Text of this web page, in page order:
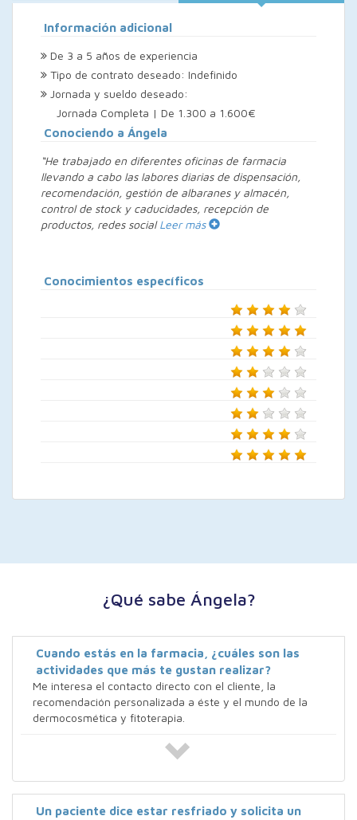
Información adicional
De 3 a 5 años de experiencia
Tipo de contrato deseado: Indefinido
Jornada y sueldo deseado:
Jornada Completa | De 1.300 a 1.600€
Conociendo a Ángela
“He trabajado en diferentes oficinas de farmacia
llevando a cabo las labores diarias de dispensación,
recomendación, gestión de albaranes y almacén,
control de stock y caducidades, recepción de
productos, redes socialLeer más
Conocimientos específicos
¿Qué sabe Ángela?
Cuando estás en la farmacia, ¿cuáles son las
actividades que más te gustan realizar?
Me interesa el contacto directo con el cliente, la
recomendación personalizada a éste y el mundo de la
dermocosmética y fitoterapia.
Un paciente dice estar resfriado y solicita un